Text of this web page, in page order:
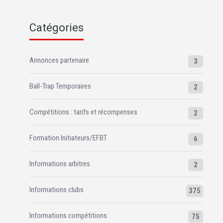
Catégories
Annonces partenaire 3
Ball-Trap Temporaires 2
Compétitions : tarifs et récompenses 2
Formation Initiateurs/EFBT 6
Informations arbitres 2
Informations clubs 375
Informations compétitions 75